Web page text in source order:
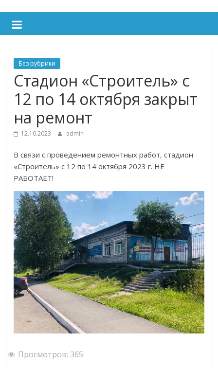
Без рубрики
Стадион «Строитель» с
12 по 14 октября закрыт
на ремонт
12.10.2023 admin
В связи с проведением ремонтных работ, стадион
«Строитель» с 12 по 14 октября 2023 г. НЕ
РАБОТАЕТ!
Просмотров: 365